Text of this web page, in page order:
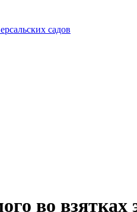
садов
во взятках